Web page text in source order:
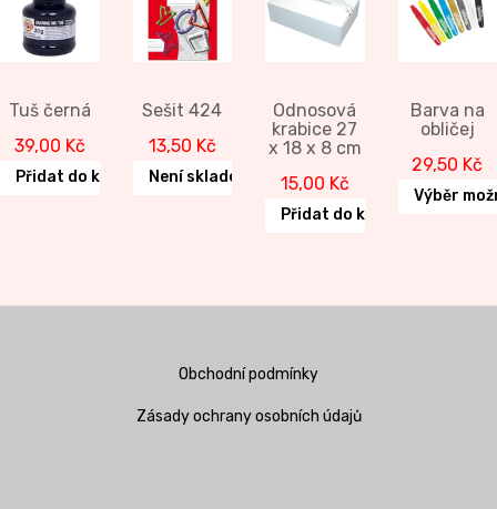
Tuš černá
39,00 Kč
Přidat do košíku
Sešit 424
13,50 Kč
Není skladem
Odnosová
krabice 27
x 18 x 8 cm
15,00 Kč
Přidat do košíku
Barva na
obličej
29,50 Kč
Výběr
Obchodní podmínky
Zásady ochrany osobních údajů